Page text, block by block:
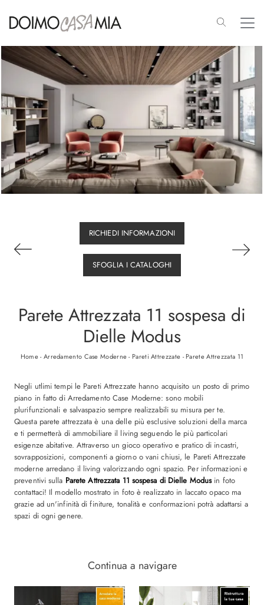
Negli utlimi tempi le Pareti Attrezzate hanno acquisito un posto di primo
piano in fatto di Arredamento Case Moderne: sono mobili
plurifunzionali e salvaspazio sempre realizzabili su misura per te.
Questa parete attrezzata è una delle più esclusive soluzioni della marca
e ti permetterà di ammobiliare il living seguendo le più particolari
esigenze abitative. Attraverso un gioco operativo e pratico di incastri,
sovrapposizioni, componenti a giorno o vani chiusi, le Pareti Attrezzate
moderne arredano il living valorizzando ogni spazio. Per informazioni e
preventivi sulla Parete Attrezzata 11 sospesa di Dielle Modusin foto
contattaci! Il modello mostrato in foto è realizzato in laccato opaco ma
grazie ad un'infinità di finiture, tonalità e conformazioni potrà adattarsi a
spazi di ogni genere.
RICHIEDI INFORMAZIONI
SFOGLIA I CATALOGHI
Parete Attrezzata 11 sospesa di
Dielle Modus
Home-Arredamento Case Moderne- Pareti Attrezzate -Parete Attrezzata 11
Continua a navigare